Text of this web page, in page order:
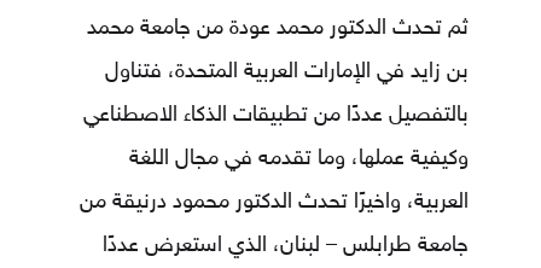
ثم تحدث الدكتور محمد عودة من جامعة محمد
بن زايد في الإمارات العربية المتحدة، فتناول
بالتفصيل عددًا من تطبيقات الذكاء الاصطناعي
وكيفية عملها، وما تقدمه في مجال اللغة
العربية، واخيرًا تحدث الدكتور محمود درنيقة من
جامعة طرابلس – لبنان، الذي استعرض عددًا